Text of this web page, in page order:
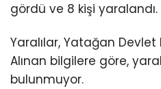
gördü ve 8 kişi yaralandı.
Yaralılar, Yatağan Devlet
Alınan bilgilere göre,
bulunmuyor.